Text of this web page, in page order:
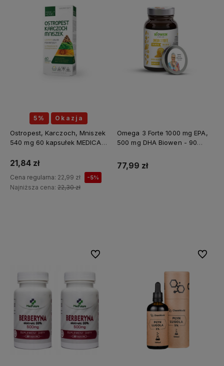
5% Okazja
Ostropest, Karczoch, Mniszek
540 mg 60 kapsułek MEDICA
21,84 zł
Cena regularna: 22,99 zł -5%
Najniższa cena: 22,30 zł
Omega 3 Forte 1000 mg EPA,
500 mg DHA Biowen - 90
77,99 zł
Do ulubionych Do